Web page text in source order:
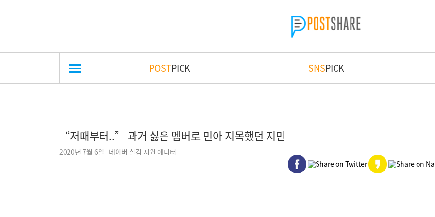
POSTPICK SNSPICK
“저때부터..” 과거 싫은 멤버로 민아 지목했던 지민
2020년 7월 6일 네이버 실검 지원 에디터